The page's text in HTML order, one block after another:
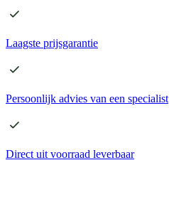
Laagste prijsgarantie
Persoonlijk advies van een specialist
Direct uit voorraad leverbaar